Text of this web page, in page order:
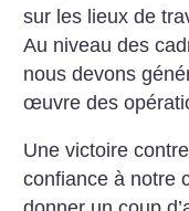
sur les lieux de
Au niveau des
nous devons
œuvre des
Une victoire
confiance à notre